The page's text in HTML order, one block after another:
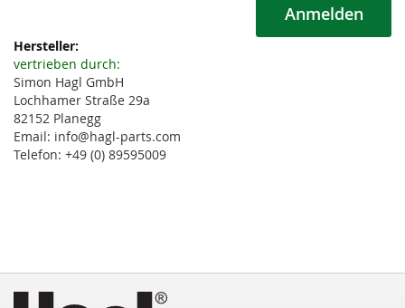
Anmelden
Weitere
Informationen
vertrieben durch:
Simon Hagl GmbH
Lochhamer Straße 29a
82152 Planegg
Email: info@hagl-parts.com
Telefon: +49 (0) 89595009